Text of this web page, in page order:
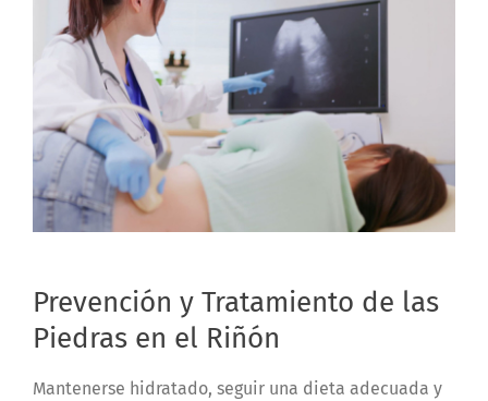
Prevención y Tratamiento de las
Piedras en el Riñón
Mantenerse hidratado, seguir una dieta adecuada y